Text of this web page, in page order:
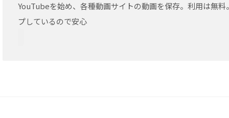
YouTubeを始め、各種動画サイトの動画を保存。利用は無
プしているので安心